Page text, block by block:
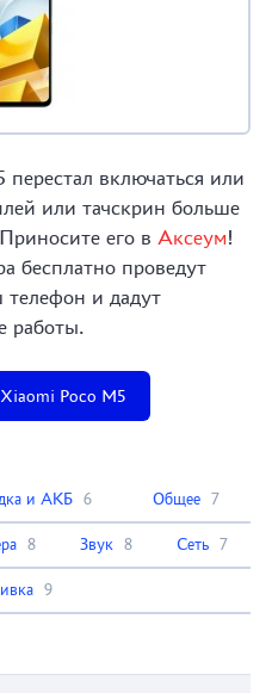
включаться или
или тачскрин больше
его в Аксеум!
бесплатно проведут
телефон и дадут
работы.
Poco M5
и АКБ 6 Общее 7
8 Звук 8 Сеть 7
9